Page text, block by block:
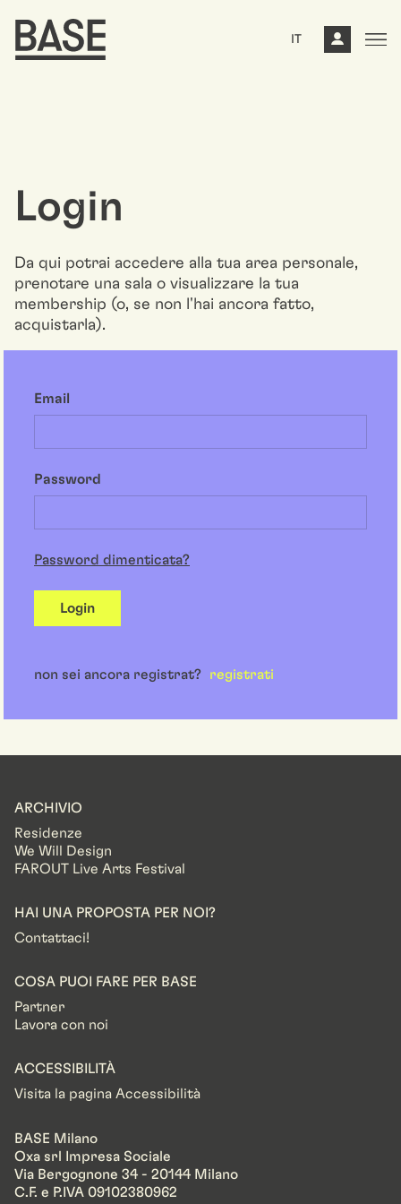
IT
Login
Da qui potrai accedere alla tua area personale,
prenotare una sala o visualizzare la tua
membership (o, se non l'hai ancora fatto,
acquistarla).
Email
Password
Password dimenticata?
Login
non sei ancora registrat? registrati
ARCHIVIO
Residenze
We Will Design
FAROUT Live Arts Festival
HAI UNA PROPOSTA PER NOI?
Contattaci!
COSA PUOI FARE PER BASE
Partner
Lavora con noi
ACCESSIBILITÀ
Visita la pagina Accessibilità
BASE Milano
Oxa srl Impresa Sociale
Via Bergognone 34 - 20144 Milano
C.F. e P.IVA 09102380962